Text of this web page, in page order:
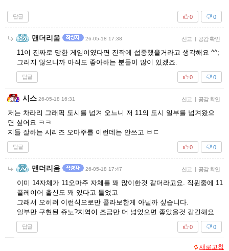
답글 0
0
맨더리움 26-05-18 17:38 신고 | 공감 확인
11이 진짜로 망한 게임이였다면 진작에 섭종했을거라고 생각해요 ^^;
그러지 않으니까 아직도 좋아하는 분들이 많이 있겠죠.
답글 0
0
시스 26-05-18 16:31 신고 | 공감 확인
저는 차라리 그래픽 도시를 넘겨 오느니 저 11의 도시 일부를 넘겨왔으
면 싶어요 ㅋㅋ
지들 잘하는 시리즈 오마주를 이런데는 안쓰고 ㅂㄷ
답글 0
0
맨더리움 26-05-18 17:47 신고 | 공감 확인
이미 14자체가 11오마주 자체를 꽤 많이한것 같더라고요. 직원중에 11
플레이어 출신도 꽤 있다고 들었고
그래서 오히려 이런식으로만 콜라보한게 아닐까 싶습니다.
일부만 구현된 쥬노?지역이 조금만 더 넓었으면 좋았을것 같긴해요
답글 0
0
새로고침